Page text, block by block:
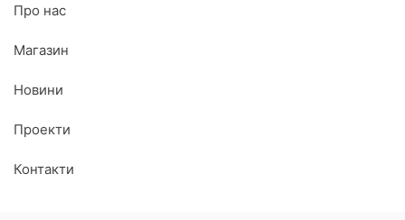
Про нас
Магазин
Новини
Проекти
Контакти